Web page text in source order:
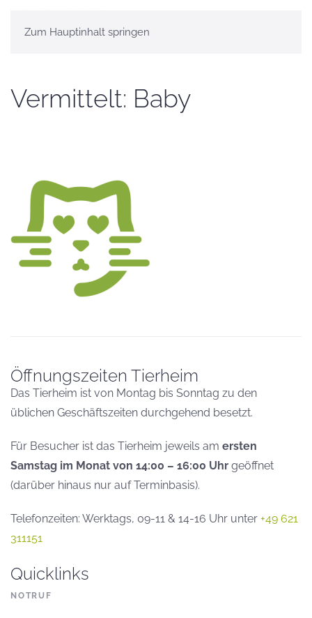
Zum Hauptinhalt springen
Vermittelt: Baby
Öffnungszeiten Tierheim
Das Tierheim ist von Montag bis Sonntag zu den
üblichen Geschäftszeiten durchgehend besetzt.
Für Besucher ist das Tierheim jeweils am ersten
Samstag im Monat von 14:00 – 16:00 Uhr geöffnet
(darüber hinaus nur auf Terminbasis).
Telefonzeiten: Werktags, 09-11 & 14-16 Uhr unter +49 621
311151
Quicklinks
NOTRUF